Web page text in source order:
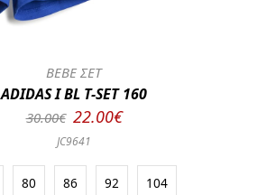
BEBE ΣΕΤ
ADIDAS I BL T-SET 160
30.00€ 22.00€
JC9641
80 86 92 104